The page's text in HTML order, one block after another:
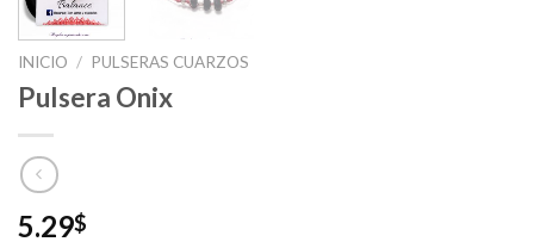
INICIO / PULSERAS CUARZOS
Pulsera Onix
5.29$